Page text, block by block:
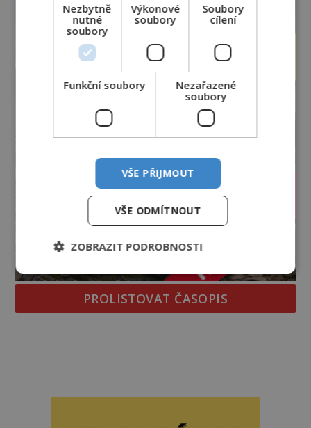
vyhýbají! Už jste o těchto lesích slyšeli? A odvážili
byste se je navštívit? [gallery ids="17
PROLISTOVAT ČASOPIS
Nezbytně
nutné
soubory
Výkonové
soubory
Soubory
cílení
Funkční soubory
Nezařazené
soubory
VŠE PŘIJMOUT
VŠE ODMÍTNOUT
ZOBRAZIT PODROBNOSTI